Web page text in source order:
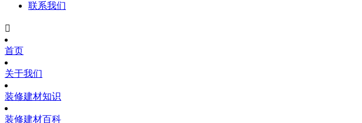
联系我们

首页
关于我们
装修建材知识
装修建材百科